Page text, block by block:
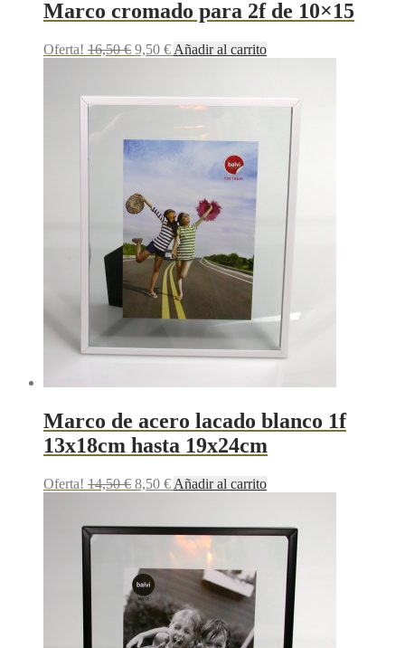
Marco cromado para 2f de 10×15
Oferta! 16,50€ 9,50 € Añadir al carrito
Marco de acero lacado blanco 1f
13x18cm hasta 19x24cm
Oferta! 14,50€ 8,50 € Añadir al carrito